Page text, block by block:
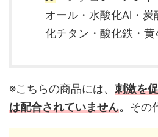
オール・水酸化Al・炭
化チタン・酸化鉄・
※こちらの商品には、 刺激を
は配合されていません。 その